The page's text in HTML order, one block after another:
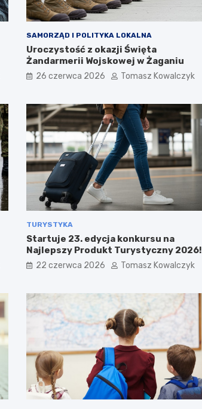
SAMORZĄD I POLITYKA LOKALNA
Uroczystość z okazji Święta
Żandarmerii Wojskowej w Żaganiu
26 czerwca 2026 Tomasz Kowalczyk
TURYSTYKA
Startuje 23. edycja konkursu na
Najlepszy Produkt Turystyczny 2026!
22 czerwca 2026 Tomasz Kowalczyk